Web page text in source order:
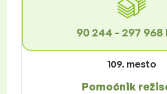
90 244 - 297 968
109. mesto
Pomoćnik